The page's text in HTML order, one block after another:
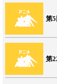
第
第